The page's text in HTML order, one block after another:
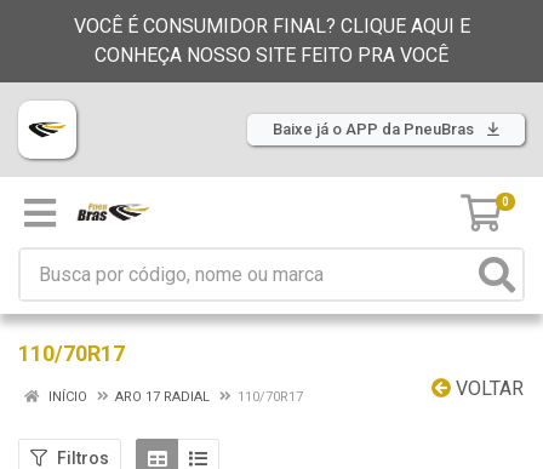
VOCÊ É CONSUMIDOR FINAL? CLIQUE AQUI E
CONHEÇA NOSSO SITE FEITO PRA VOCÊ
Baixe já o APP da PneuBras
0
110/70R17
VOLTAR
INÍCIO ARO 17 RADIAL 110/70R17
Filtros